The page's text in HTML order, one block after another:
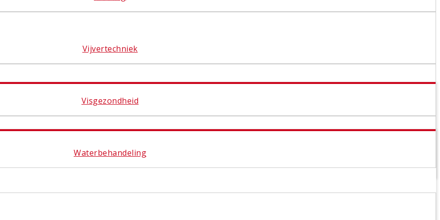
Vijvertechniek
Visgezondheid
Waterbehandeling